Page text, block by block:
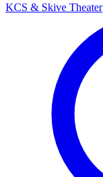
KCS & Skive Theater